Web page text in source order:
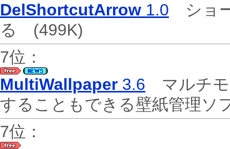
DelShortcutArrow 1.0 ショ
る (499K)
7位：
MultiWallpaper 3.6 マルチモ
することもできる壁紙管理
7位：